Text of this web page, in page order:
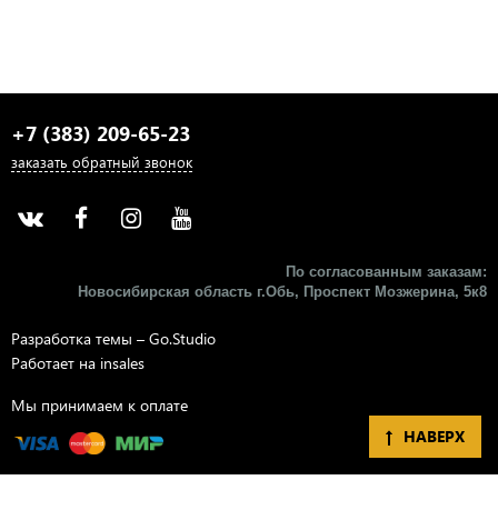
+7 (383) 209-65-23
заказать обратный звонок
По согласованным заказам:
Новосибирская область г.Обь, Проспект Мозжерина, 5к8​
Разработка темы – Go.Studio
Работает на insales
Мы принимаем к оплате
НАВЕРХ